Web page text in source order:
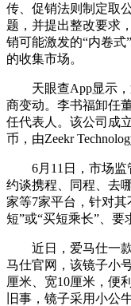
传、促销法则制定取
题，并提出整改要求
销可能激发的“内卷
的收集市场。
天眼查App显示，
商变动。李书福卸任
任代表人。该公司成
币，由Zeekr
6月11日，市场监
约谈携程、同程、去
家等7家平台，针对其
短”或“买短乘长”、要
近日，爱马仕一款
马仕官网，该镜子小
厘米、宽10厘米，便
旧事，镜子采用小公